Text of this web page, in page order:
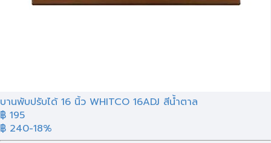
บานพับปรับได้ 16 นิ้ว WHITCO 16ADJ สีน้ำตาล
฿ 195
฿ 240-18%